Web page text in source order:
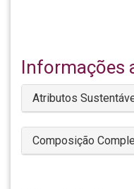
Informações
Atributos
Composição